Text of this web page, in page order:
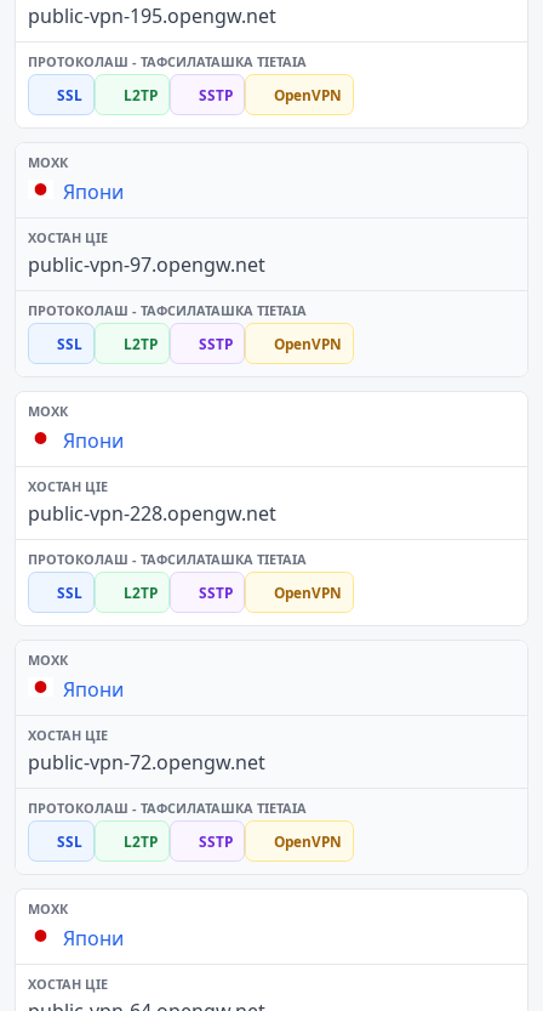
public-vpn-195.opengw.net
SSL L2TP SSTP OpenVPN
Япони
public-vpn-97.opengw.net
SSL L2TP SSTP OpenVPN
Япони
public-vpn-228.opengw.net
SSL L2TP SSTP OpenVPN
Япони
public-vpn-72.opengw.net
SSL L2TP SSTP OpenVPN
Япони